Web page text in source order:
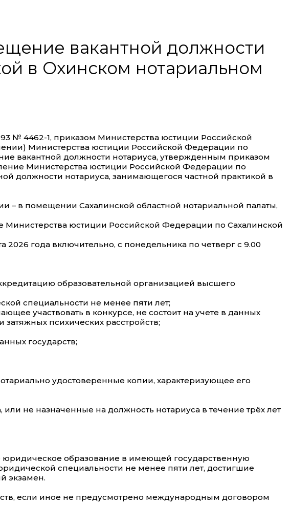
вакантной должности
в Охинском нотариальном
№ 4462-1, приказом Министерства юстиции Российской
Министерства юстиции Российской Федерации по
вакантной должности нотариуса, утвержденным приказом
Министерства юстиции Российской Федерации по
должности нотариуса, занимающегося частной практикой в
– в помещении Сахалинской областной нотариальной палаты,
Министерства юстиции Российской Федерации по Сахалинской
2026 года включительно, с понедельника по четверг с 9.00
образовательной организацией высшего
специальности не менее пяти лет;
участвовать в конкурсе, не состоит на учете в данных
психических расстройств;
государств;
удостоверенные копии, характеризующее его
не назначенные на должность нотариуса в течение трёх лет
образование в имеющей государственную
специальности не менее пяти лет, достигшие
экзамен.
если иное не предусмотрено международным договором